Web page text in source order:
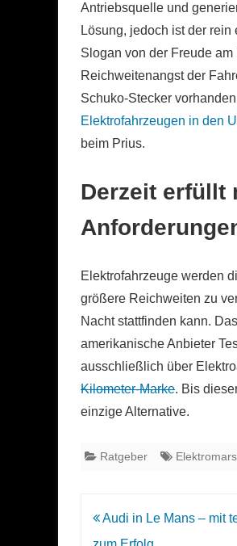
Antriebsquelle und
Lösung, jedoch ist der
Slogan von der Freude
Reichweitenangst der
Schuko-Stecker
Elektrofahrzeugen in den
beim Prius.
Derzeit erfüllt
Elektrofahrzeuge werden
größere Reichweiten zu
Nacht stattfinden kann.
amerikanische Anbieter
ausschließlich über
Kilometer-Marke. Bis
einzige Alternative.
Ratgeber
Beitrags-
Navigation
Audi in Le Mans – mit